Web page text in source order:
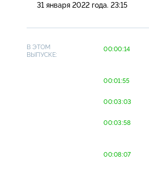
31 января 2022 года. 23:15
В ЭТОМ
ВЫПУСКЕ:
00:00:14
00:01:55
00:03:03
00:03:58
00:08:07